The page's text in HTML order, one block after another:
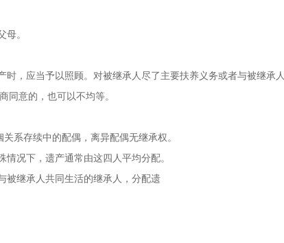
。
，应当予以照顾。对被继承人尽了主要扶养义务或者与被继承
同意的，也可以不均等。
系存续中的配偶，离异配偶无继承权。
况下，遗产通常由这四人平均分配。
被继承人共同生活的继承人，分配遗